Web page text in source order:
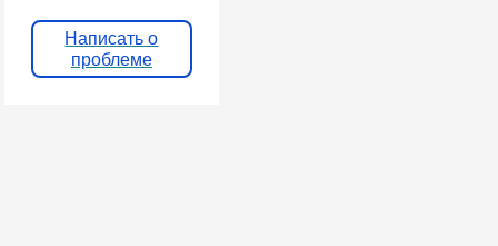
Написать о
проблеме